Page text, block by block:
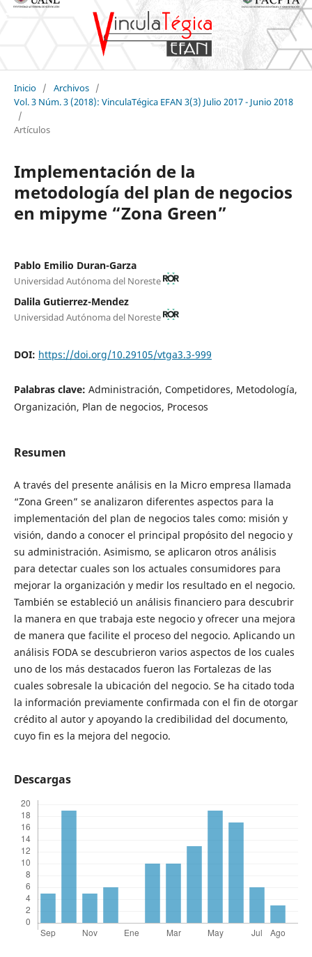
Inicio / Archivos /
Vol. 3 Núm. 3 (2018): VinculaTégica EFAN 3(3) Julio 2017 - Junio 2018
/
Artículos
Implementación de la
metodología del plan de negocios
en mipyme “Zona Green”
Pablo Emilio Duran-Garza
Universidad Autónoma del Noreste
Dalila Gutierrez-Mendez
Universidad Autónoma del Noreste
DOI: https://doi.org/10.29105/vtga3.3-999
Palabras clave: Administración, Competidores, Metodología,
Organización, Plan de negocios, Procesos
Resumen
A través del presente análisis en la Micro empresa llamada
“Zona Green” se analizaron diferentes aspectos para la
implementación del plan de negocios tales como: misión y
visión, dando a conocer el principal propósito del negocio y
su administración. Asimismo, se aplicaron otros análisis
para detectar cuales son los actuales consumidores para
mejorar la organización y medir los resultado en el negocio.
También se estableció un análisis financiero para descubrir
la manera en que trabaja este negocio y ofrecer una mejora
de manera que facilite el proceso del negocio. Aplicando un
análisis FODA se descubrieron varios aspectos de los cuales
uno de los más destacados fueron las Fortalezas de las
cuales sobresale la ubicación del negocio. Se ha citado toda
la información previamente confirmada con el fin de otorgar
crédito al autor y apoyando la credibilidad del documento,
cuyo fin es la mejora del negocio.
Descargas